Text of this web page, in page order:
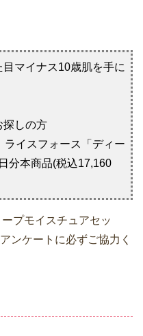
マイナス10歳肌を手に
探しの方
イスフォース「ディー
分本商品(税込17,160
プモイスチュアセッ
ンケートに必ずご協力く